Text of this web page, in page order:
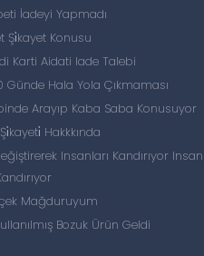
İadeyi Yapmadı
Şi̇kayet Konusu
Karti Aidati Iade Talebi
Günde Hala Yola Çıkmaması
Arayıp Kaba Saba Konusuyor
Hakkkında
Insanları Kandırıyor
Mağduruyum
Bozuk Ürün Geldi